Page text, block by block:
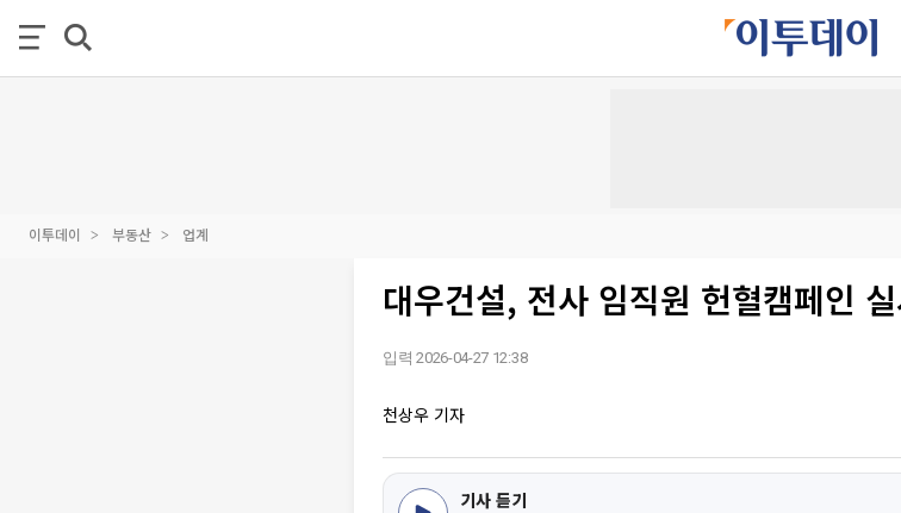
이투데이 부동산 업계
대우건설, 전사 임직원 헌혈캠페인
입력 2026-04-27 12:38
천상우 기자
기사 듣기